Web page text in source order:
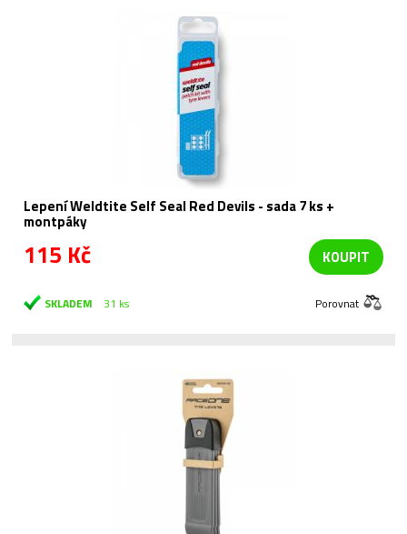
Lepení Weldtite Self Seal Red Devils - sada 7 ks +
montpáky
115 Kč KOUPIT
SKLADEM 31 ks Porovnat